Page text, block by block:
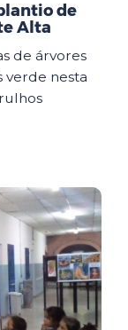
de
Alta
de árvores
verde nesta